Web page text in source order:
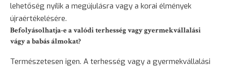
lehetőség nyílik a megújulásra vagy a korai élmények
újraértékelésére.
Befolyásolhatja-e a valódi terhesség vagy gyermekvállalási
vágy a babás álmokat?
Természetesen igen. A terhesség vagy a gyermekvállalási